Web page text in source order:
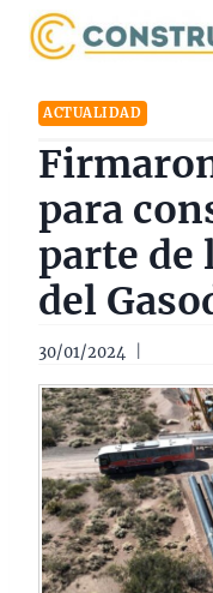
Saltar
ACTUALIDAD
para
parte de
del
30/01/2024